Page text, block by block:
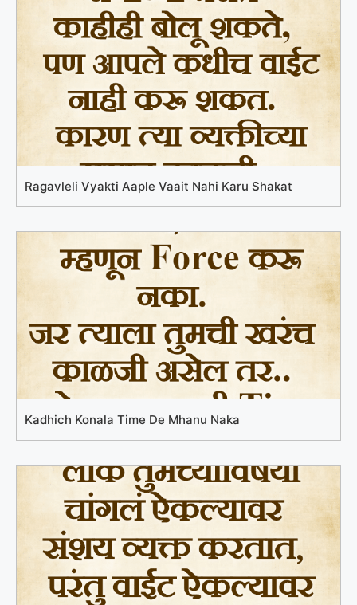
Ragavleli Vyakti Aaple Vaait Nahi Karu Shakat
Kadhich Konala Time De Mhanu Naka